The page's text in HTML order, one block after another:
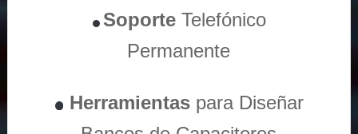
Soporte Telefónico
Permanente
Herramientas para Diseñar